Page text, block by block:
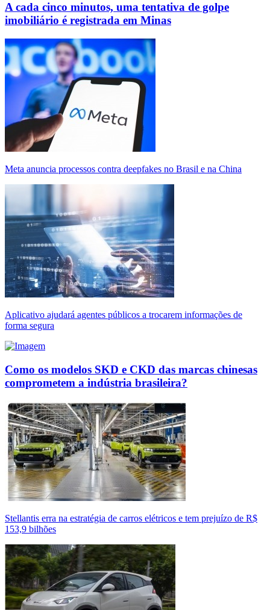
A cada cinco minutos, uma tentativa de golpe
imobiliário é registrada em Minas
Meta anuncia processos contra deepfakes no Brasil e na China
Aplicativo ajudará agentes públicos a trocarem informações de
forma segura
Como os modelos SKD e CKD das marcas chinesas
comprometem a indústria brasileira?
Stellantis erra na estratégia de carros elétricos e tem prejuízo de R$
153,9 bilhões